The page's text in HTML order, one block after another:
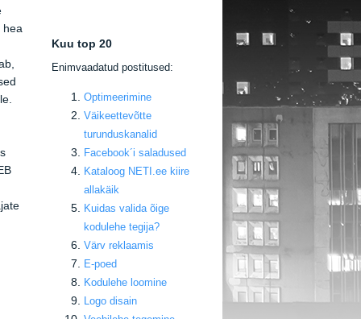
hea
Kuu top 20
Enimvaadatud postitused:
Optimeerimine
Väikeettevõtte
turunduskanalid
Facebook´i saladused
Kataloog NETI.ee kiire
allakäik
Kuidas valida õige
kodulehe tegija?
Värv reklaamis
E-poed
Kodulehe loomine
Logo disain